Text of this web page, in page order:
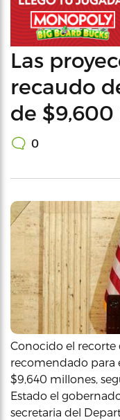
Las
recaudo
de $9,600
0
Conocido el recorte
recomendado para
$9,640 millones,
Estado el
secretaria del